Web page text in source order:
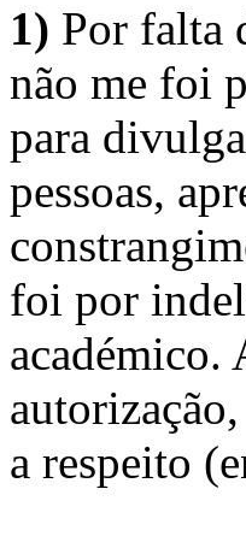
1) Por falta
não me foi
para
pessoas,
foi por
académico.
a respeito